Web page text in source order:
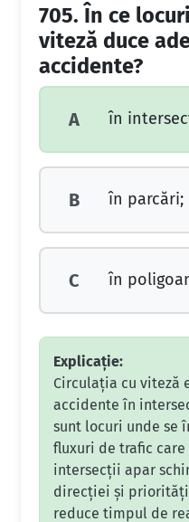
705. În ce
viteză duce
accidente?
A în
B în parcări;
C în
Explicație:
Circulația cu viteză
accidente în
sunt locuri unde se
fluxuri de trafic care
intersecții apar
direcției și
reduce timpul de